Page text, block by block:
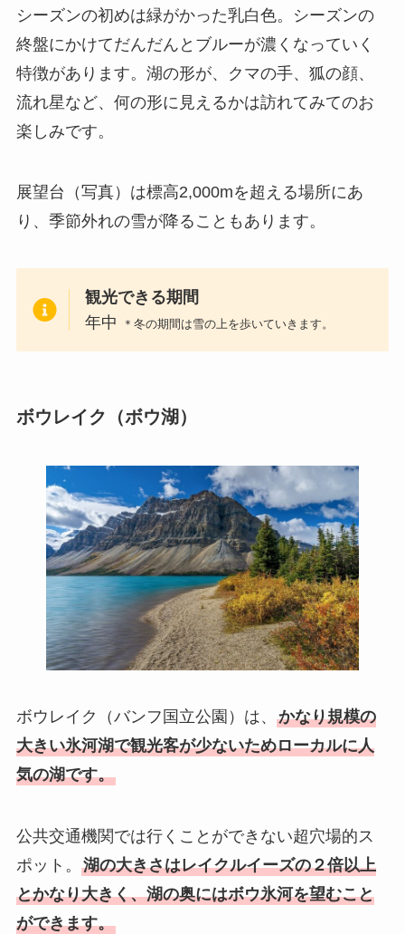
シーズンの初めは緑がかった乳白色。シーズンの
終盤にかけてだんだんとブルーが濃くなっていく
特徴があります。湖の形が、クマの手、狐の顔、
流れ星など、何の形に見えるかは訪れてみてのお
楽しみです。
展望台（写真）は標高2,000mを超える場所にあ
り、季節外れの雪が降ることもあります。
観光できる期間
年中
＊冬の期間は雪の上を歩いていきます。
ボウレイク（ボウ湖）
ボウレイク（バンフ国立公園）は、 かなり規模の
大きい氷河湖で観光客が少ないためローカルに人
気の湖です。
公共交通機関では行くことができない超穴場的ス
ポット。 湖の大きさはレイクルイーズの２倍以上
とかなり大きく、湖の奥にはボウ氷河を望むこと
ができます。